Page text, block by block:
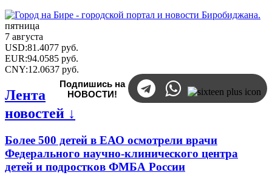
пятница
7 августа
USD:81.4077 руб.
EUR:94.0585 руб.
CNY:12.0637 руб.
Подпишись на
НОВОСТИ!
Лента
новостей ↓
Более 500 детей в ЕАО осмотрели врачи
Федерального научно-клинического центра
детей и подростков ФМБА России